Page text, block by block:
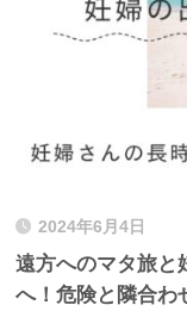
2024年6月4日
遠方へのマタ旅と
へ！危険と隣合わ